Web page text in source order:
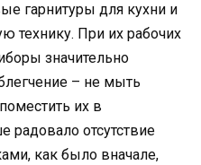
гарнитуры для кухни и
технику. При их рабочих
значительно
– не мыть
их в
отсутствие
как было вначале,